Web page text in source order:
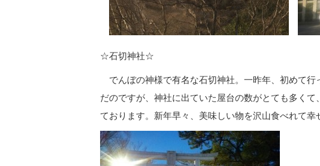
☆石切神社☆
でんぼの神様で有名な石切神社。一昨年、初めて行
だのですが、神社に出ていた屋台の数がとても多く
ております。新年早々、美味しい物を沢山食べれて幸